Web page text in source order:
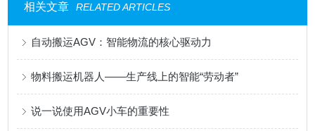
相关文章 RELATED ARTICLES
自动搬运AGV：智能物流的核心驱动力
物料搬运机器人——生产线上的智能“劳动者”
说一说使用AGV小车的重要性